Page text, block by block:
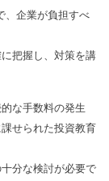
、企業が負担すべ
把握し、対策を講
な手数料の発生
せられた投資教育
分な検討が必要で